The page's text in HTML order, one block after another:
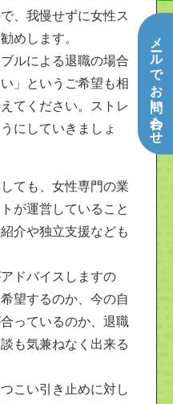
、我慢せずに女性ス
めします。
ルによる退職の場合
」というご希望も相
てください。ストレ
にしていきましょ
ても、女性専門の業
が運営していること
介や独立支援なども
ドバイスしますの
望するのか、今の自
っているのか、退職
も気兼ねなく出来る
こい引き止めに対し
メールでお問い合わせ